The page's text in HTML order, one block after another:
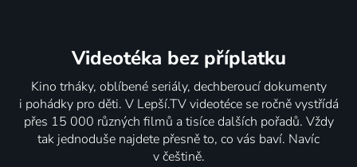
Videotéka bez příplatku
Kino trháky, oblíbené seriály, dechberoucí dokumenty
i pohádky pro děti. V Lepší.TV videotéce se ročně vystřídá
přes 15 000 různých filmů a tisíce dalších pořadů. Vždy
tak jednoduše najdete přesně to, co vás baví. Navíc
v češtině.